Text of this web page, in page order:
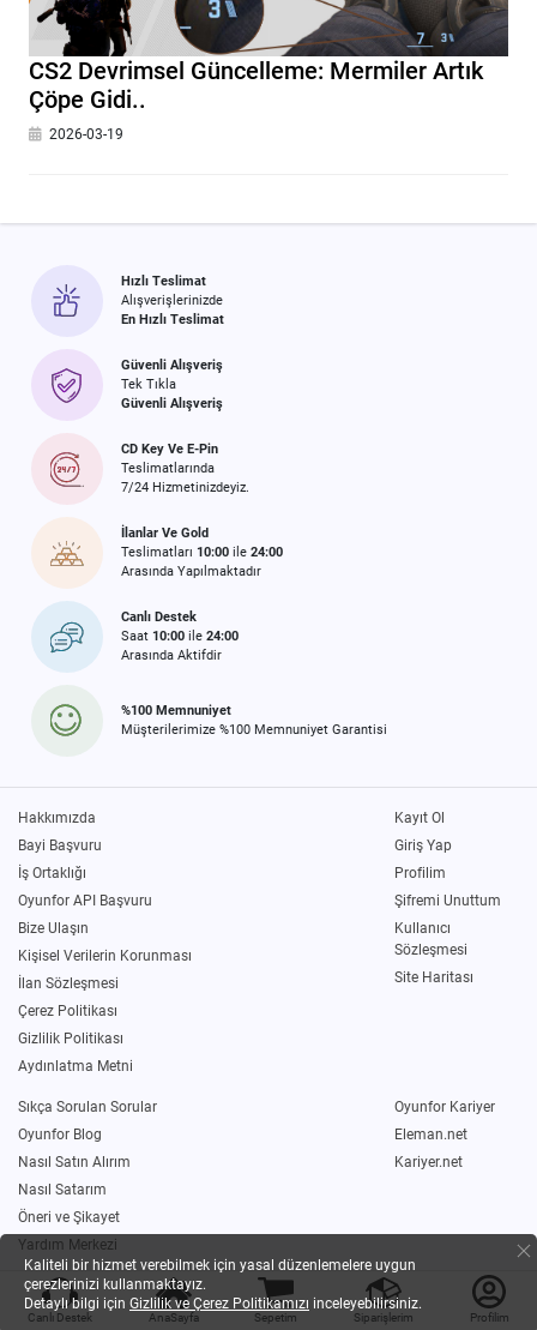
CS2 Devrimsel Güncelleme: Mermiler Artık
Çöpe Gidi..
2026-03-19
Hızlı Teslimat
Alışverişlerinizde
En Hızlı Teslimat
Güvenli Alışveriş
Tek Tıkla
Güvenli Alışveriş
CD Key Ve E-Pin
Teslimatlarında
7/24 Hizmetinizdeyiz.
İlanlar Ve Gold
Teslimatları 10:00 ile 24:00
Arasında Yapılmaktadır
Canlı Destek
Saat 10:00 ile 24:00
Arasında Aktifdir
%100 Memnuniyet
Müşterilerimize %100 Memnuniyet Garantisi
Hakkımızda
Bayi Başvuru
İş Ortaklığı
Oyunfor API Başvuru
Bize Ulaşın
Kişisel Verilerin Korunması
İlan Sözleşmesi
Çerez Politikası
Gizlilik Politikası
Aydınlatma Metni
Kayıt Ol
Giriş Yap
Profilim
Şifremi Unuttum
Kullanıcı
Sözleşmesi
Site Haritası
Sıkça Sorulan Sorular
Oyunfor Blog
Nasıl Satın Alırım
Nasıl Satarım
Öneri ve Şikayet
Yardım Merkezi
Oyunfor Kariyer
Eleman.net
Kariyer.net
Bizi Takip Edin
Kaliteli bir hizmet verebilmek için yasal düzenlemelere uygun
çerezlerinizi kullanmaktayız.
Detaylı bilgi için Gizlilik ve Çerez Politikamızı inceleyebilirsiniz.
Canlı Destek AnaSayfa Sepetim Siparişlerim Profilim